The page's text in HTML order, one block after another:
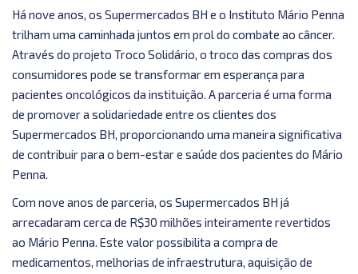
até
o
Mário
Penna
Há nove anos, os Supermercados BH e o Instituto Mário Penna
trilham uma caminhada juntos em prol do combate ao câncer.
Através do projeto Troco Solidário, o troco das compras dos
consumidores pode se transformar em esperança para
pacientes oncológicos da instituição. A parceria é uma forma
de promover a solidariedade entre os clientes dos
Supermercados BH, proporcionando uma maneira significativa
de contribuir para o bem-estar e saúde dos pacientes do Mário
Penna.
Com nove anos de parceria, os Supermercados BH já
arrecadaram cerca de R$30 milhões inteiramente revertidos
ao Mário Penna. Este valor possibilita a compra de
medicamentos, melhorias de infraestrutura, aquisição de